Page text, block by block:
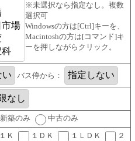
※未選択なら指定なし。複数
選択可
Windowsの方は[Ctrl]キーを、
Macintoshの方は[コマンド]キ
ーを押しながらクリック。
バス停から：
新築のみ 中古のみ
１Ｋ １ＤＫ １ＬＤＫ
２